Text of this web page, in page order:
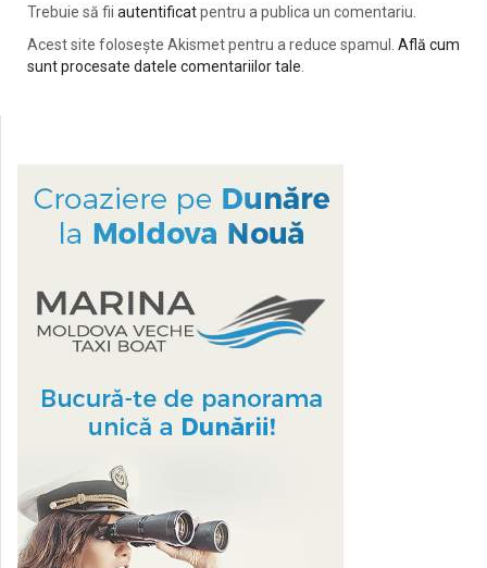
Trebuie să fii autentificatpentru a publica un comentariu.
Acest site folosește Akismet pentru a reduce spamul. Află cum
sunt procesate datele comentariilor tale